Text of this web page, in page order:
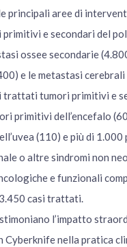
principali aree di
e secondari del
ossee secondarie
e le metastasi cerebrali
trattati tumori primitivi e
primitivi dell’encefalo
(110) e più di 1.000
o altre sindromi non
e funzionali
casi trattati.
l’impatto
Cyberknife nella pratica